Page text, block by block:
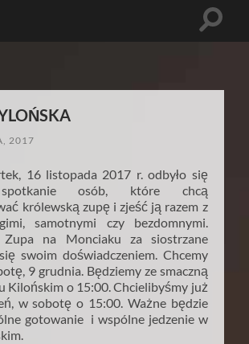
Toggle
2017
16 listopada 2017 r. odbyło się
osób, które chcą
królewską zupę i zjeść ją razem z
samotnymi czy bezdomnymi.
Zupa na Monciaku za siostrzane
swoim doświadczeniem. Chcemy
9 grudnia. Będziemy ze smaczną
Kilońskim o 15:00. Chcielibyśmy już
w sobotę o 15:00. Ważne będzie
gotowanie i wspólne jedzenie w